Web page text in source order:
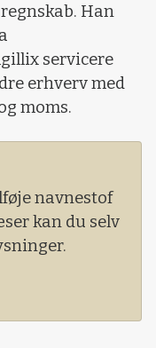
Han
servicere
erhverv med
moms.
navnestof
kan du selv